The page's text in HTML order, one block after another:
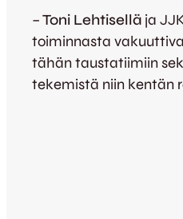
–Toni Lehtisellä ja
toiminnasta
tähän taustatiimiin
tekemistä niin kentän